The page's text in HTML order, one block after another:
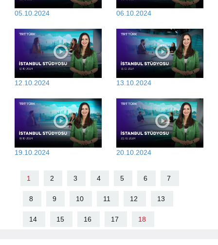
05.10.2024 06.10.2024
12.10.2024 13.10.2024
19.10.2024 20.10.2024
1 2 3 4 5 6 7
8 9 10 11 12 13
14 15 16 17 18